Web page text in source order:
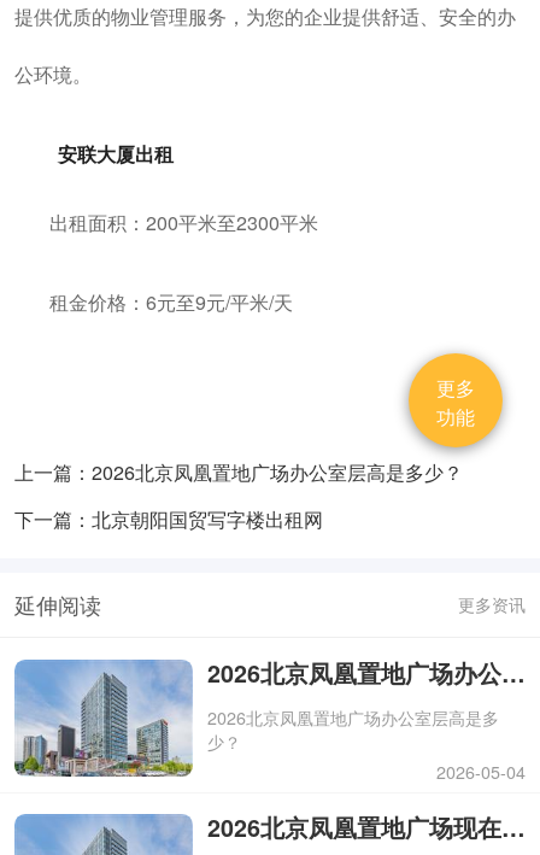
提供优质的物业管理服务，为您的企业提供舒适、安全的办
公环境。
安联大厦出租
出租面积：200平米至2300平米
租金价格：6元至9元/平米/天
上一篇：2026北京凤凰置地广场办公室层高是多少？
下一篇：北京朝阳国贸写字楼出租网
延伸阅读 更多资讯
2026北京凤凰置地广场办公室层高是多少？
2026北京凤凰置地广场办公室层高是多
少？
2026-05-04
2026北京凤凰置地广场现在有没有特价的办公室出租房源？
更多
功能